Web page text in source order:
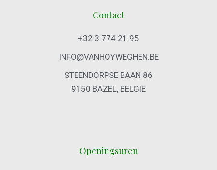
Contact
+32 3 774 21 95
INFO@VANHOYWEGHEN.BE
STEENDORPSE BAAN 86
9150 BAZEL, BELGIË
Openingsuren